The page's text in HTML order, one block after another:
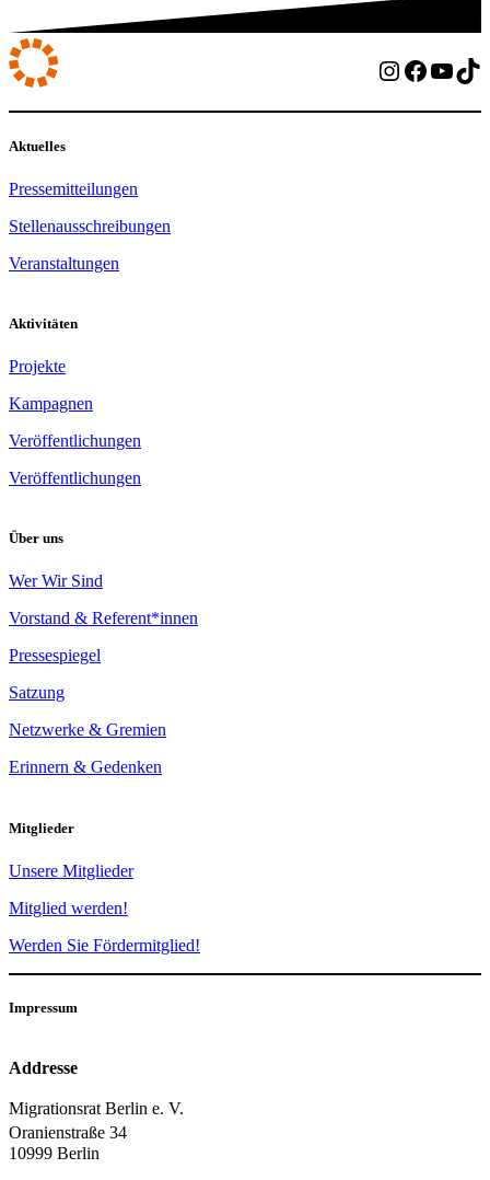
Instagram
Aktuelles
Pressemitteilungen
Stellenausschreibungen
Veranstaltungen
Aktivitäten
Projekte
Kampagnen
Veröffentlichungen
Veröffentlichungen
Über uns
Wer Wir Sind
Vorstand & Referent*innen
Pressespiegel
Satzung
Netzwerke & Gremien
Erinnern & Gedenken
Mitglieder
Unsere Mitglieder
Mitglied werden!
Werden Sie Fördermitglied!
Impressum
Addresse
Migrationsrat Berlin e. V.
Oranienstraße 34
10999 Berlin